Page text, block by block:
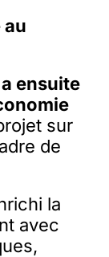
au
a ensuite
sur
de
la
avec